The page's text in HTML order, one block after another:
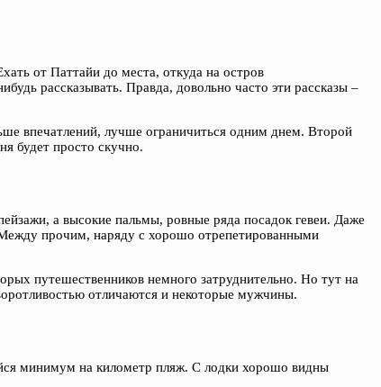
от Паттайи до места, откуда на остров
рассказывать. Правда, довольно часто эти рассказы –
впечатлений, лучше ограничиться одним днем. Второй
будет просто скучно.
а высокие пальмы, ровные ряда посадок гевеи. Даже
прочим, наряду с хорошо отрепетированными
путешественников немного затруднительно. Но тут на
отличаются и некоторые мужчины.
минимум на километр пляж. С лодки хорошо видны